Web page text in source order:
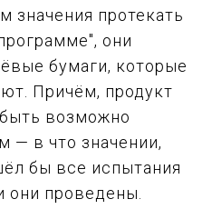
значения протекать
они
бумаги, которые
Причём, продукт
возможно
— в что значении,
бы все испытания
они проведены.